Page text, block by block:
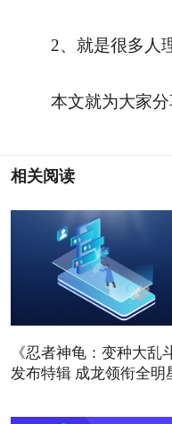
2、就是很多人
本文就为大家分
相关阅读
《忍者神龟：变种大乱
发布特辑 成龙领衔全明